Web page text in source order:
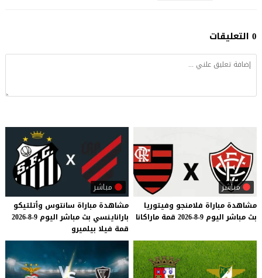
0 التعليقات
مباشر
مشاهدة مباراة فلامنجو وفيتوريا
بث مباشر اليوم 9-8-2026 قمة ماراكانا
مباشر
مشاهدة مباراة سانتوس وأتلتيكو
باراناينسي بث مباشر اليوم 9-8-2026
قمة فيلا بيلميرو